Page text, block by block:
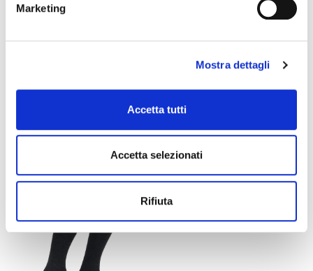
Marketing
Mostra dettagli
Accetta tutti
Accetta selezionati
Rifiuta
LANGE SOCKEN AUS...
WOLLEMIX
19,00 €
favorite_border